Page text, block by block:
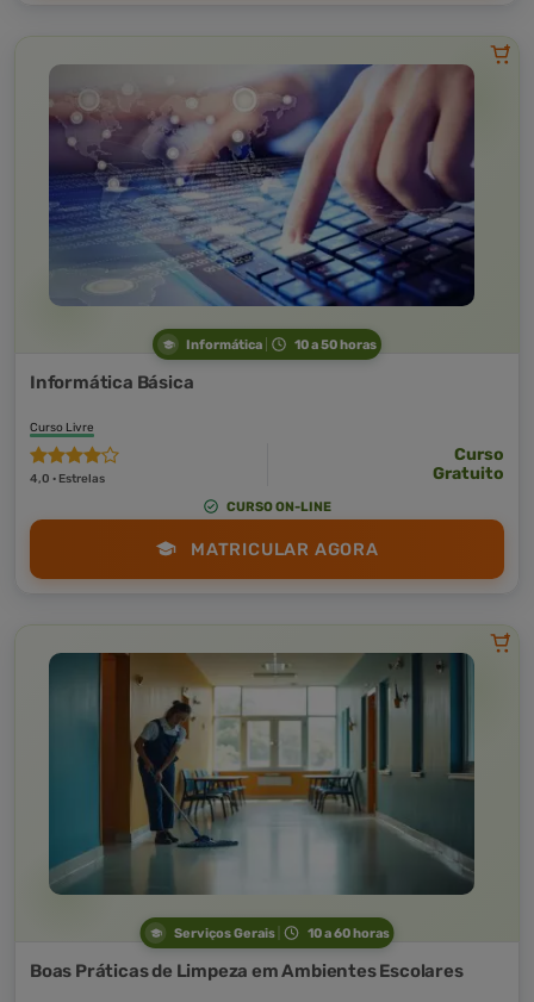
Informática 10 a 50 horas
Informática Básica
Curso Livre
4,0 · Estrelas
Curso
Gratuito
CURSO ON-LINE
MATRICULAR AGORA
Serviços Gerais 10 a 60 horas
Boas Práticas de Limpeza em Ambientes Escolares